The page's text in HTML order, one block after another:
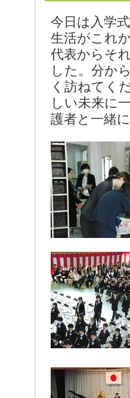
今日は入学
生活がこれ
代表からそ
した。分か
く訪ねてく
しい未来に
護者と一緒